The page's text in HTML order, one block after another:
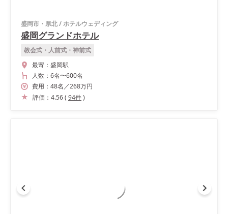
盛岡市・県北/ホテルウェディング
盛岡グランドホテル
教会式・人前式・神前式
最寄： 盛岡駅
人数： 6名〜600名
費用： 48名 ／268万円
評価： 4.56( 94件)